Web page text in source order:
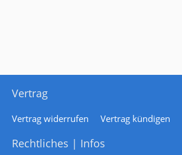
Vertrag
Vertrag widerrufen Vertrag kündigen
Rechtliches | Infos